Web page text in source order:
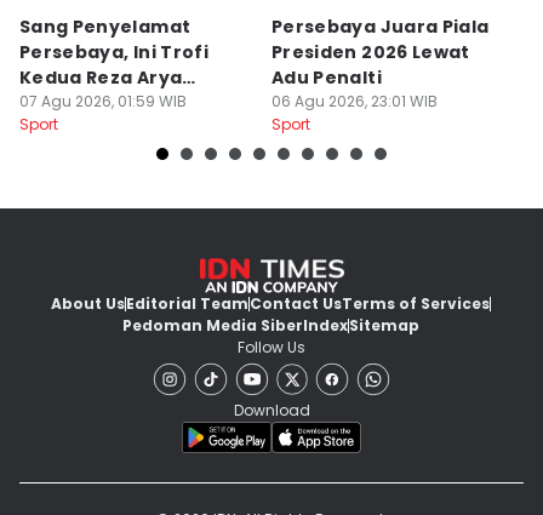
Sang Penyelamat
Persebaya, Ini Trofi
Kedua Reza Arya
Bersama Tavares
07 Agu 2026, 01:59 WIB
Sport
Persebaya Juara Piala
Presiden 2026 Lewat
Adu Penalti
06 Agu 2026, 23:01 WIB
Sport
About UsEditorial TeamContact UsTerms of Services
Pedoman Media SiberIndexSitemap
Follow Us
Download